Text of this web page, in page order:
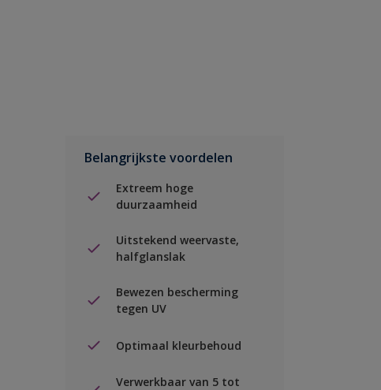
Belangrijkste voordelen
Extreem hoge
duurzaamheid
Uitstekend weervaste,
halfglanslak
Bewezen bescherming
tegen UV
Optimaal kleurbehoud
Verwerkbaar van 5 tot